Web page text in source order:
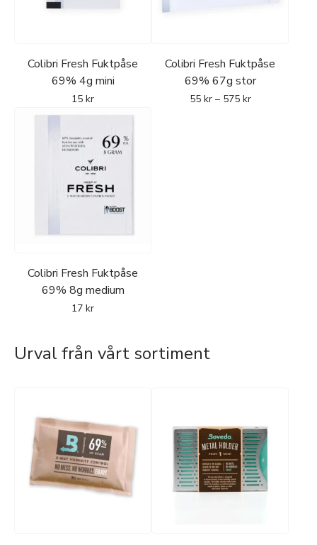
Colibri Fresh Fuktpåse
69% 4g mini
15 kr
Colibri Fresh Fuktpåse
69% 67g stor
55 kr – 575 kr
Colibri Fresh Fuktpåse
69% 8g medium
17 kr
Urval från vårt sortiment